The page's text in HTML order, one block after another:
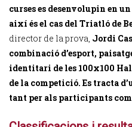
curses es desenvolupin en
així és el cas del Triatló de
director de la prova, Jordi
combinació d’esport,
identitari de les 100x100
de la competició. Es tracta
tant per als participants